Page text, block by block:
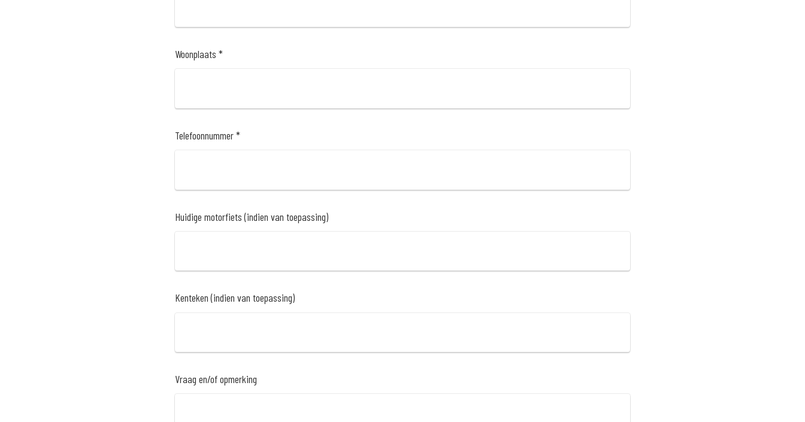
Woonplaats *
Telefoonnummer *
Huidige motorfiets (indien van toepassing)
Kenteken (indien van toepassing)
Vraag en/of opmerking